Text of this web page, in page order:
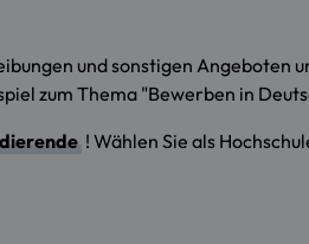
und sonstigen
zum Thema "Bewerben in
! Wählen Sie als